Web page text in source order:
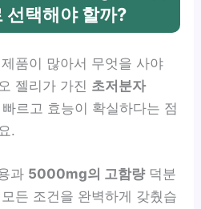
선택해야 할까?
품이 많아서 무엇을 사야
젤리가 가진 초저분자
르고 효능이 확실하다는 점
.
과 5000mg의 고함량덕분
든 조건을 완벽하게 갖췄습